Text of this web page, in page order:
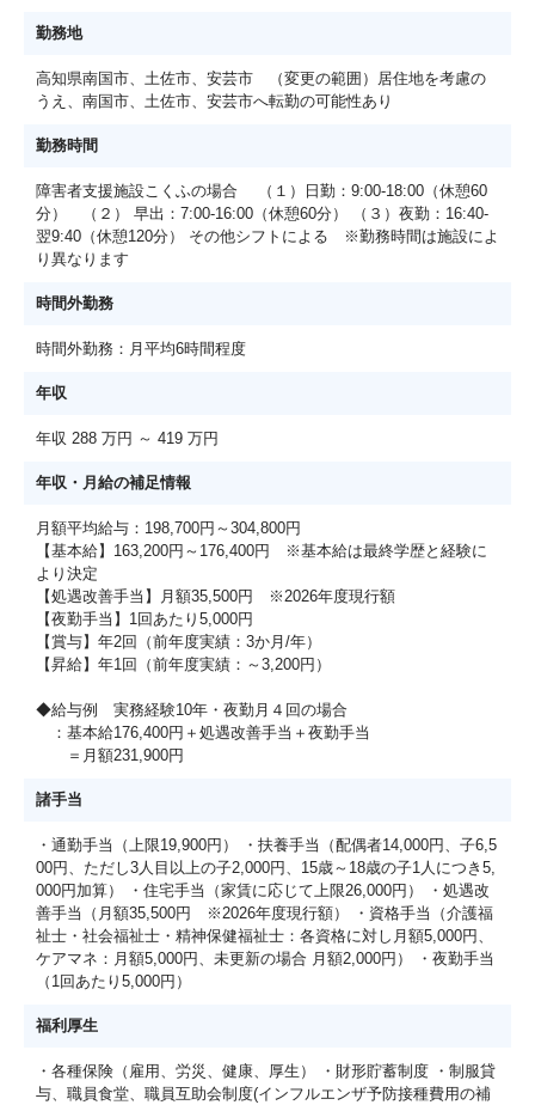
勤務地
高知県南国市、土佐市、安芸市 （変更の範囲）居住地を考慮の
うえ、南国市、土佐市、安芸市へ転勤の可能性あり
勤務時間
障害者支援施設こくふの場合 （１）日勤：9:00-18:00（休憩60
分） （２） 早出：7:00-16:00（休憩60分） （３）夜勤：16:40-
翌9:40（休憩120分） その他シフトによる ※勤務時間は施設によ
り異なります
時間外勤務
時間外勤務：月平均6時間程度
年収
年収 288 万円 ～ 419 万円
年収・月給の補足情報
月額平均給与：198,700円～304,800円
【基本給】163,200円～176,400円 ※基本給は最終学歴と経験に
より決定
【処遇改善手当】月額35,500円 ※2026年度現行額
【夜勤手当】1回あたり5,000円
【賞与】年2回（前年度実績：3か月/年）
【昇給】年1回（前年度実績：～3,200円）
◆給与例 実務経験10年・夜勤月４回の場合
：基本給176,400円＋処遇改善手当＋夜勤手当
＝月額231,900円
諸手当
・通勤手当（上限19,900円） ・扶養手当（配偶者14,000円、子6,5
00円、ただし3人目以上の子2,000円、15歳～18歳の子1人につき5,
000円加算） ・住宅手当（家賃に応じて上限26,000円） ・処遇改
善手当（月額35,500円 ※2026年度現行額） ・資格手当（介護福
祉士・社会福祉士・精神保健福祉士：各資格に対し月額5,000円、
ケアマネ：月額5,000円、未更新の場合 月額2,000円） ・夜勤手当
（1回あたり5,000円）
福利厚生
・各種保険（雇用、労災、健康、厚生） ・財形貯蓄制度 ・制服貸
与、職員食堂、職員互助会制度(インフルエンザ予防接種費用の補